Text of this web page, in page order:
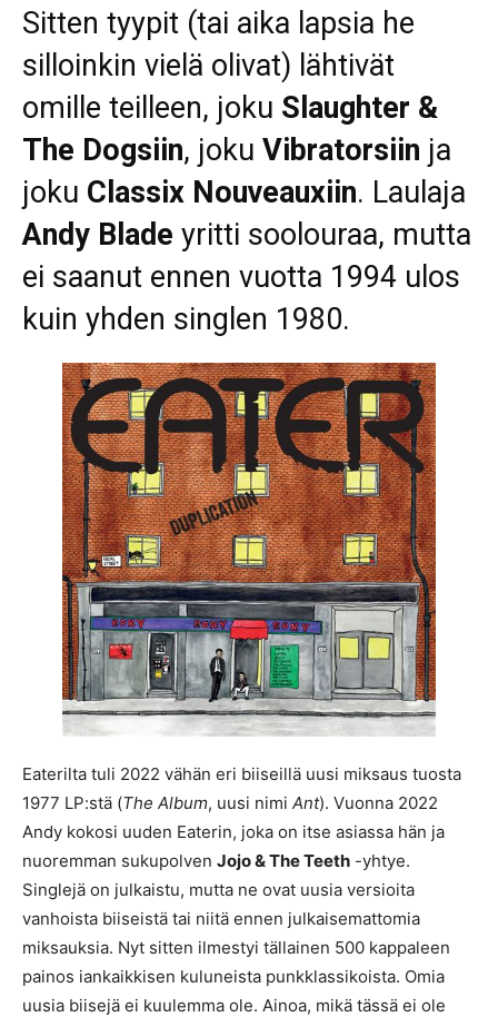
Sitten tyypit (tai aika lapsia he
silloinkin vielä olivat) lähtivät
omille teilleen, joku Slaughter &
The Dogsiin, joku Vibratorsiin ja
joku Classix Nouveauxiin. Laulaja
Andy Blade yritti soolouraa, mutta
ei saanut ennen vuotta 1994 ulos
kuin yhden singlen 1980.
Eaterilta tuli 2022 vähän eri biiseillä uusi miksaus tuosta
1977 LP:stä (The Album, uusi nimi Ant). Vuonna 2022
Andy kokosi uuden Eaterin, joka on itse asiassa hän ja
nuoremman sukupolven Jojo & The Teeth -yhtye.
Singlejä on julkaistu, mutta ne ovat uusia versioita
vanhoista biiseistä tai niitä ennen julkaisemattomia
miksauksia. Nyt sitten ilmestyi tällainen 500 kappaleen
painos iankaikkisen kuluneista punkklassikoista. Omia
uusia biisejä ei kuulemma ole. Ainoa, mikä tässä ei ole